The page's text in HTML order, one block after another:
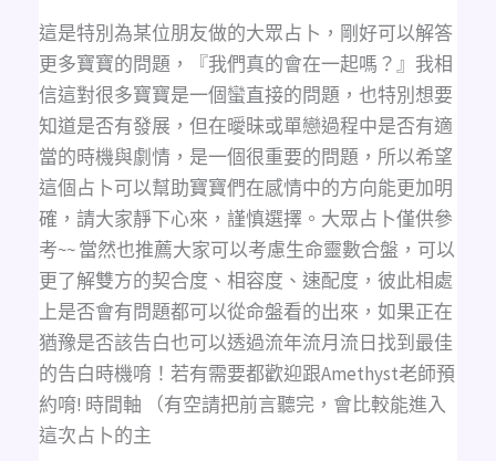
這是特別為某位朋友做的大眾占卜，剛好可以解答
更多寶寶的問題，『我們真的會在一起嗎？』我相
信這對很多寶寶是一個蠻直接的問題，也特別想要
知道是否有發展，但在曖昧或單戀過程中是否有適
當的時機與劇情，是一個很重要的問題，所以希望
這個占卜可以幫助寶寶們在感情中的方向能更加明
確，請大家靜下心來，謹慎選擇。大眾占卜僅供參
考~~ 當然也推薦大家可以考慮生命靈數合盤，可以
更了解雙方的契合度、相容度、速配度，彼此相處
上是否會有問題都可以從命盤看的出來，如果正在
猶豫是否該告白也可以透過流年流月流日找到最佳
的告白時機唷！若有需要都歡迎跟Amethyst老師預
約唷! 時間軸 （有空請把前言聽完，會比較能進入
這次占卜的主
機
率
有
多
少?
（不
限
時
間/
性
別）